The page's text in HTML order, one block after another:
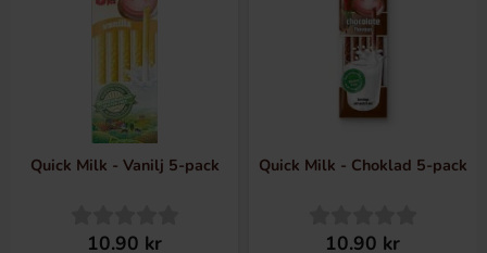
Quick Milk - Vanilj 5-pack
10.90 kr
Quick Milk - Choklad 5-pack
10.90 kr